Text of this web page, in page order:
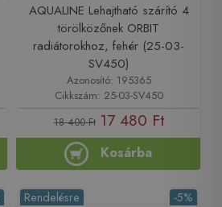
AQUALINE Lehajtható szárító 4
törölközőnek ORBIT
radiátorokhoz, fehér (25-03-
SV450)
Azonosító: 195365
Cikkszám: 25-03-SV450
18 400 Ft 17 480 Ft
Kosárba
-5%
Rendelésre